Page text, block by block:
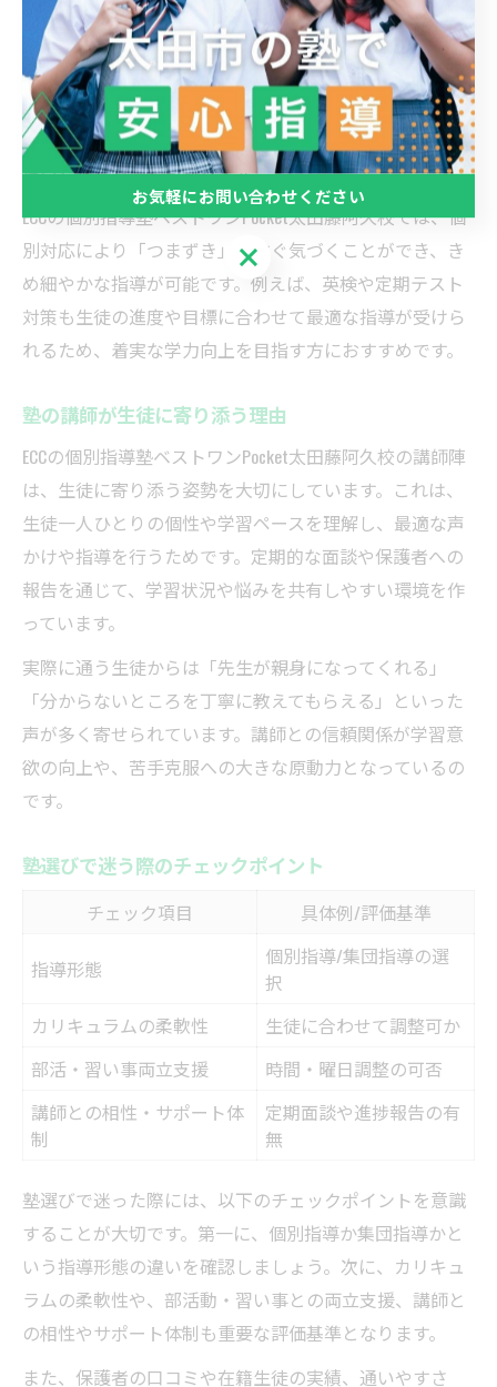
個別指導と集団指導には、指導方法やサポート体制に明
確な違いがあります。個別指導塾では、生徒一人ひとり
の理解度や目標に合わせてカリキュラムを組み立て、苦
手分野を重点的にフォローできます。一方、集団指導塾
では同じ内容を複数人で同時に学ぶため、進度が早い・
遅いと感じることもあります。
ECCの個別指導塾ベストワンPocket太田藤阿久校では、個
別対応により「つまずき」にすぐ気づくことができ、き
め細やかな指導が可能です。例えば、英検や定期テスト
対策も生徒の進度や目標に合わせて最適な指導が受けら
れるため、着実な学力向上を目指す方におすすめです。
塾の講師が生徒に寄り添う理由
ECCの個別指導塾ベストワンPocket太田藤阿久校の講師陣
は、生徒に寄り添う姿勢を大切にしています。これは、
生徒一人ひとりの個性や学習ペースを理解し、最適な声
かけや指導を行うためです。定期的な面談や保護者への
報告を通じて、学習状況や悩みを共有しやすい環境を作
っています。
実際に通う生徒からは「先生が親身になってくれる」
「分からないところを丁寧に教えてもらえる」といった
声が多く寄せられています。講師との信頼関係が学習意
欲の向上や、苦手克服への大きな原動力となっているの
です。
塾選びで迷う際のチェックポイント
チェック項目 具体例/評価基準
指導形態
個別指導/集団指導の選
択
カリキュラムの柔軟性
生徒に合わせて調整可か
部活・習い事両立支援
時間・曜日調整の可否
講師との相性・サポート体
制
定期面談や進捗報告の有
無
塾選びで迷った際には、以下のチェックポイントを意識
することが大切です。第一に、個別指導か集団指導かと
いう指導形態の違いを確認しましょう。次に、カリキュ
ラムの柔軟性や、部活動・習い事との両立支援、講師と
の相性やサポート体制も重要な評価基準となります。
また、保護者の口コミや在籍生徒の実績、通いやすさ
お気軽にお問い合わせください
お気軽にお問い合わせください